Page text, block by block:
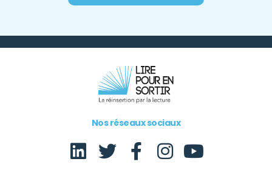
Nos réseaux sociaux